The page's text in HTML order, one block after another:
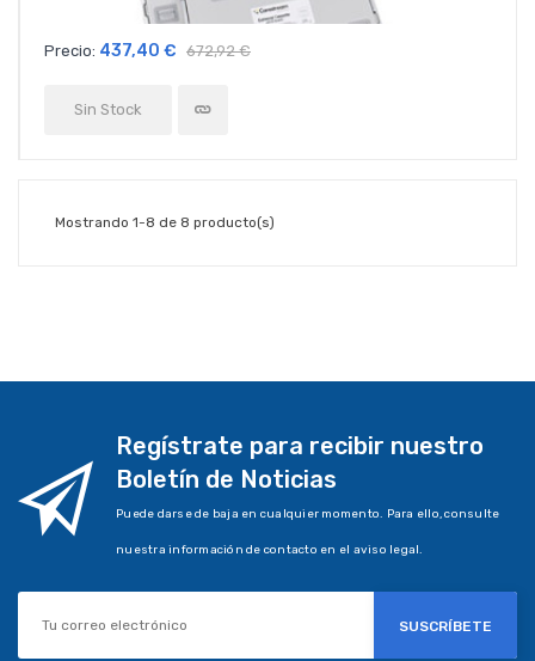
Precio: 437,40 € 672,92 €
Sin Stock
Mostrando 1-8 de 8 producto(s)
Regístrate para recibir nuestro
Boletín de Noticias
Puede darse de baja en cualquier momento. Para ello, consulte
nuestra información de contacto en el aviso legal.
SUSCRÍBETE